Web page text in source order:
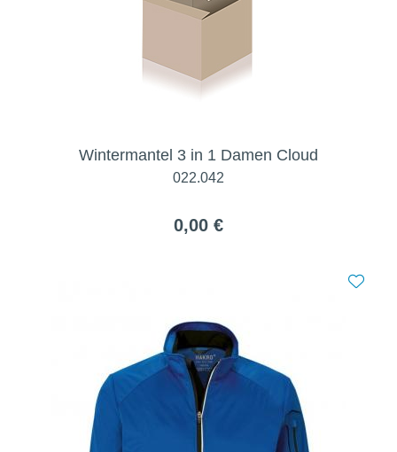
Wintermantel 3 in 1 Damen Cloud
022.042
0,00 €